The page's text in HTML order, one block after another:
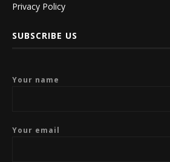
Privacy Policy
SUBSCRIBE US
Your name
Your email